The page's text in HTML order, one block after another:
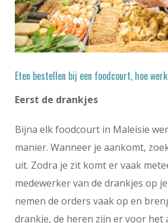
Eten bestellen bij een foodcourt, hoe
Eerst de drankjes
Bijna elk foodcourt in Maleisie
manier. Wanneer je aankomt,
uit. Zodra je zit komt er vaak
medewerker van de drankjes op
nemen de orders vaak op en
drankje, de heren zijn er voor het